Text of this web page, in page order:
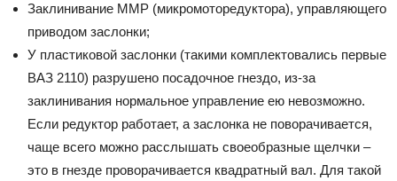
Заклинивание ММР (микромоторедуктора), управляющего
приводом заслонки;
У пластиковой заслонки (такими комплектовались первые
ВАЗ 2110) разрушено посадочное гнездо, из-за
заклинивания нормальное управление ею невозможно.
Если редуктор работает, а заслонка не поворачивается,
чаще всего можно расслышать своеобразные щелчки –
это в гнезде проворачивается квадратный вал. Для такой